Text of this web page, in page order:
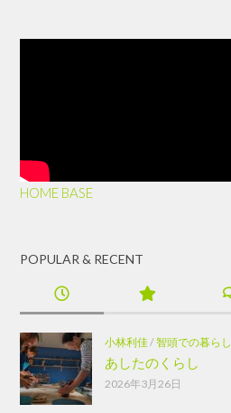
HOME BASE
POPULAR & RECENT
小林利佳/智頭での暮らし
あしたのくらし
2026年3月26日